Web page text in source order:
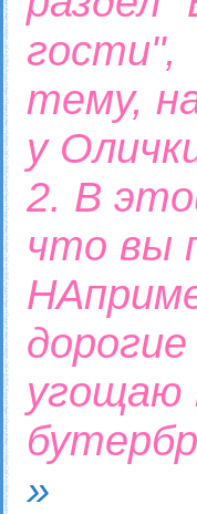
тему,
у
2. В
что вы
угощаю
»